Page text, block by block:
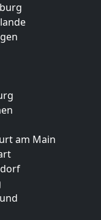
am Main